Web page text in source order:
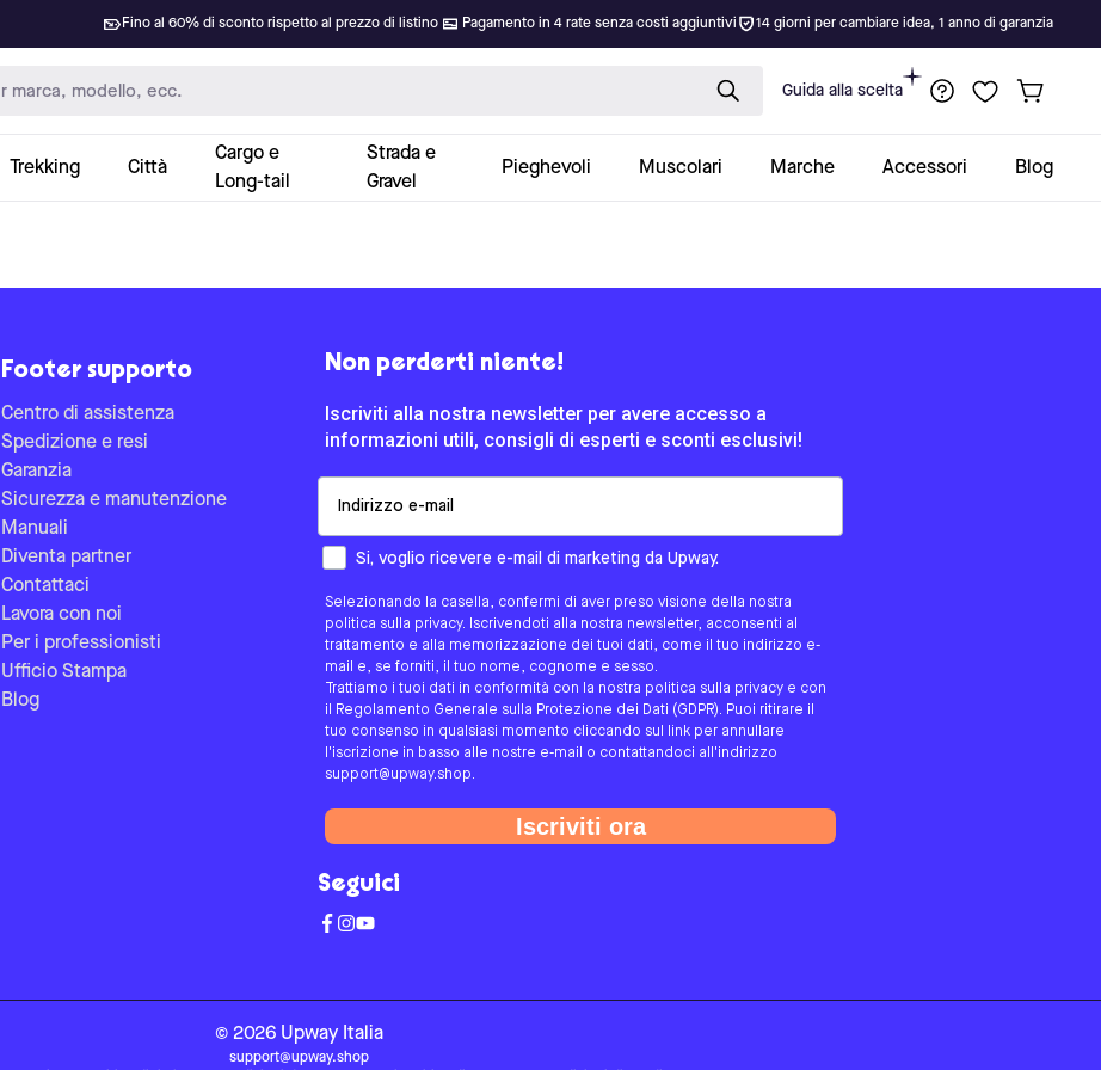
Fino al 60% di sconto rispetto al prezzo di listino Pagamento in 4 rate senza costi aggiuntivi 14 giorni per cambiare idea, 1 anno di garanzia
Guida alla scelta
Trekking Città
Cargo e
Long-tail
Strada e
Gravel
Pieghevoli Muscolari Marche Accessori Blog
Footer supporto
Centro di assistenza
Spedizione e resi
Garanzia
Sicurezza e manutenzione
Manuali
Diventa partner
Contattaci
Lavora con noi
Per i professionisti
Ufficio Stampa
Blog
Non perderti niente!
Iscriviti alla nostra newsletter per avere accesso a
informazioni utili, consigli di esperti e sconti esclusivi!
Come preferisci essere contattato/a?
Si, voglio ricevere e-mail di marketing da Upway.
Selezionando la casella, confermi di aver preso visione della nostra
politica sulla privacy. Iscrivendoti alla nostra newsletter, acconsenti al
trattamento e alla memorizzazione dei tuoi dati, come il tuo indirizzo e-
mail e, se forniti, il tuo nome, cognome e sesso.
Trattiamo i tuoi dati in conformità con la nostra politica sulla privacy e con
il Regolamento Generale sulla Protezione dei Dati (GDPR). Puoi ritirare il
tuo consenso in qualsiasi momento cliccando sul link per annullare
l'iscrizione in basso alle nostre e-mail o contattandoci all'indirizzo
support@upway.shop.
Iscriviti ora
Seguici
© 2026 Upway Italia
support@upway.shop